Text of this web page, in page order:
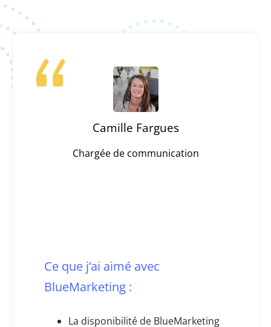
Camille Fargues
Chargée de communication
Ce que j’ai aimé avec
BlueMarketing :
La disponibilité de BlueMarketing